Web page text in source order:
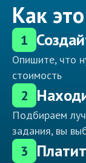
Как
1
Опишите, что
стоимость
2
Подбираем
задания, вы
3